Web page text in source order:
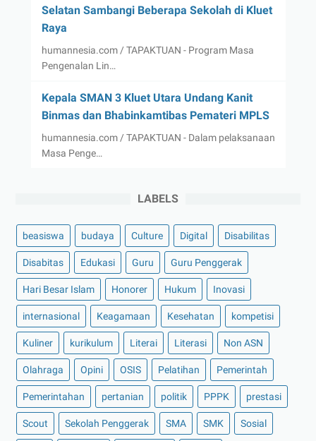
Selatan Sambangi Beberapa Sekolah di Kluet
Raya
humannesia.com / TAPAKTUAN - Program Masa
Pengenalan Lin…
Kepala SMAN 3 Kluet Utara Undang Kanit
Binmas dan Bhabinkamtibas Pemateri MPLS
humannesia.com / TAPAKTUAN - Dalam pelaksanaan
Masa Penge…
LABELS
beasiswa budaya Culture Digital Disabilitas
Disabitas Edukasi Guru Guru Penggerak
Hari Besar Islam Honorer Hukum Inovasi
internasional Keagamaan Kesehatan kompetisi
Kuliner kurikulum Literai Literasi Non ASN
Olahraga Opini OSIS Pelatihan Pemerintah
Pemerintahan pertanian politik PPPK prestasi
Scout Sekolah Penggerak SMA SMK Sosial